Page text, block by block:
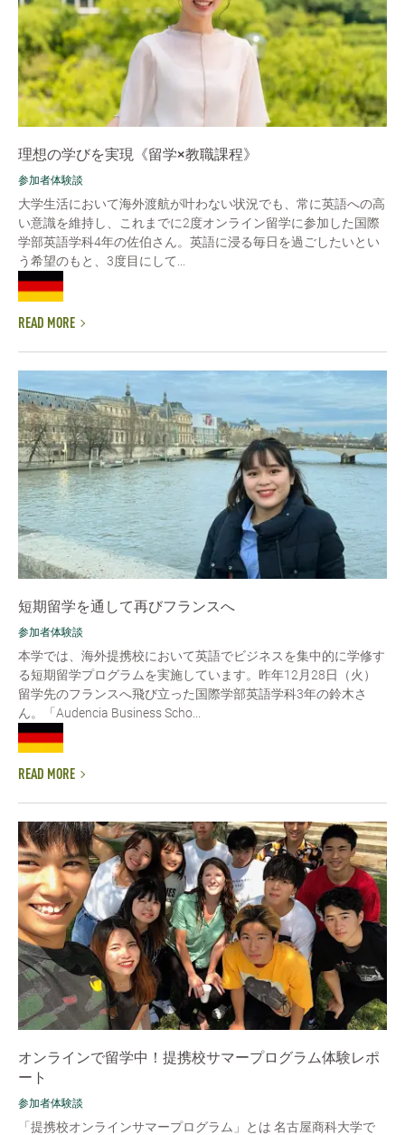
理想の学びを実現《留学×教職課程》
参加者体験談
大学生活において海外渡航が叶わない状況でも、常に英語への高
い意識を維持し、これまでに2度オンライン留学に参加した国際
学部英語学科4年の佐伯さん。英語に浸る毎日を過ごしたいとい
う希望のもと、3度目にして...
READ MORE
短期留学を通して再びフランスへ
参加者体験談
本学では、海外提携校において英語でビジネスを集中的に学修す
る短期留学プログラムを実施しています。昨年12月28日（火）
留学先のフランスへ飛び立った国際学部英語学科3年の鈴木さ
ん。「Audencia Business Scho...
READ MORE
オンラインで留学中！提携校サマープログラム体験レポ
ート
参加者体験談
「提携校オンラインサマープログラム」とは 名古屋商科大学で